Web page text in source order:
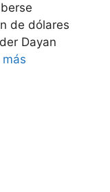
de dólares
Dayan
más